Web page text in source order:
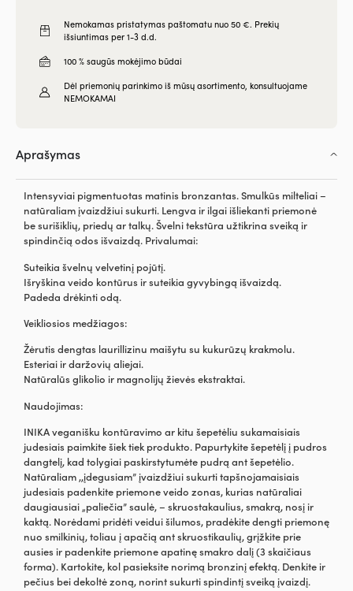
Nemokamas pristatymas paštomatu nuo 50 €. Prekių
išsiuntimas per 1-3 d.d.
100 % saugūs mokėjimo būdai
Dėl priemonių parinkimo iš mūsų asortimento, konsultuojame
NEMOKAMAI
Aprašymas
Intensyviai pigmentuotas matinis bronzantas. Smulkūs milteliai –
natūraliam įvaizdžiui sukurti. Lengva ir ilgai išliekanti priemonė
be surišiklių, priedų ar talkų. Švelni tekstūra užtikrina sveiką ir
spindinčią odos išvaizdą. Privalumai:
Suteikia švelnų velvetinį pojūtį.
Išryškina veido kontūrus ir suteikia gyvybingą išvaizdą.
Padeda drėkinti odą.
Veikliosios medžiagos:
Žėrutis dengtas laurillizinu maišytu su kukurūzų krakmolu.
Esteriai ir daržovių aliejai.
Natūralūs glikolio ir magnolijų žievės ekstraktai.
Naudojimas:
INIKA veganišku kontūravimo ar kitu šepetėliu sukamaisiais
judesiais paimkite šiek tiek produkto. Papurtykite šepetėlį į pudros
dangtelį, kad tolygiai paskirstytumėte pudrą ant šepetėlio.
Natūraliam ,,įdegusiam” įvaizdžiui sukurti tapšnojamaisiais
judesiais padenkite priemone veido zonas, kurias natūraliai
daugiausiai „paliečia” saulė, – skruostakaulius, smakrą, nosį ir
kaktą. Norėdami pridėti veidui šilumos, pradėkite dengti priemonę
nuo smilkinių, toliau į apačią ant skruostikaulių, grįžkite prie
ausies ir padenkite priemone apatinę smakro dalį (3 skaičiaus
forma). Kartokite, kol pasieksite norimą bronzinį efektą. Denkite ir
pečius bei dekoltė zoną, norint sukurti spindintį sveiką įvaizdį.